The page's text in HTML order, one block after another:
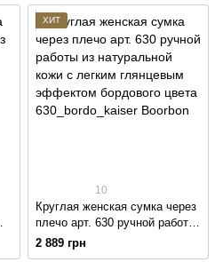
бордового цвета
ХИТ
10
Круглая женская сумка через
плечо арт. 630 ручной работы
из натуральной кожи с легким
глянцевым эффектом
2 889 грн